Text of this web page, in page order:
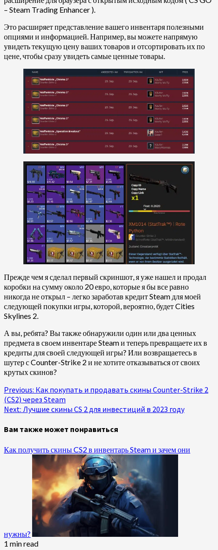
– Steam Trading Enhancer ).
Это расширяет представление вашего инвентаря полезными
опциями и информацией. Например, вы можете напрямую
увидеть текущую цену ваших товаров и отсортировать их по
цене, чтобы сразу увидеть самые ценные товары.
Прежде чем я сделал первый скриншот, я уже нашел и продал
коробки на сумму около 20 евро, которые я бы все равно
никогда не открыл – легко заработав кредит Steam для моей
следующей покупки игры, которой, вероятно, будет Cities
Skylines 2.
А вы, ребята? Вы также обнаружили один или два ценных
предмета в своем инвентаре Steam и теперь превращаете их в
кредиты для своей следующей игры? Или возвращаетесь в
шутер с Counter-Strike 2 и не хотите отказываться от своих
крутых скинов?
Continue
Reading
Previous: Как покупать и продавать скины Counter-Strike 2
(CS2) через Steam
Next: Лучшие скины CS 2 для инвестиций в 2023 году
Вам также может понравиться
Как получить скины CS2 в инвентарь Steam и зачем они
нужны?
1 min read